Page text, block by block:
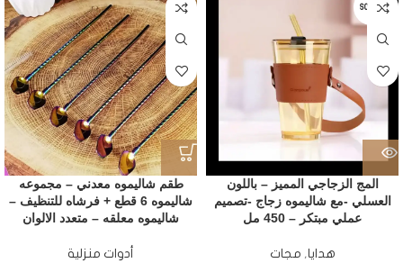
SOLD OUT
المج الزجاجي المميز – باللون
العسلي -مع شاليموه زجاج -تصميم
عملي مبتكر – 450 مل
هدايا, مجات
طقم شاليموه معدني – مجموعه
شاليموه 6 قطع + فرشاه للتنظيف –
شاليموه معلقه – متعدد الالوان
أدوات منزلية